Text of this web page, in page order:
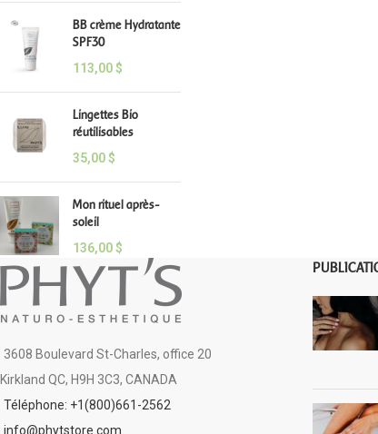
BB crème Hydratante
SPF30
113,00$
Lingettes Bio
réutilisables
35,00$
Mon rituel après-
soleil
136,00$
3608 Boulevard St-Charles, office 20
Kirkland QC, H9H 3C3, CANADA
Téléphone: +1(800)661-2562
info@phytstore.com